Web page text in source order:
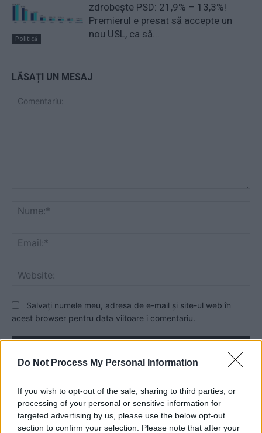
Do Not Process My Personal Information
If you wish to opt-out of the sale, sharing to third parties, or
processing of your personal or sensitive information for
targeted advertising by us, please use the below opt-out
section to confirm your selection. Please note that after your
Politică
zdrobește PSD: 21,9% – 13,3%!
Premierul e presat să accepte un
nou USL, ca să...
LĂSAȚI UN MESAJ
Salvați numele meu, adresa de e-mail și site-ul web în
acest browser pentru data viitoare i comentariu.
ad
- Advertisment -